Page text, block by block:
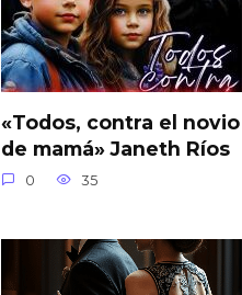
«Todos, contra el novio
de mamá» Janeth Ríos
0 35